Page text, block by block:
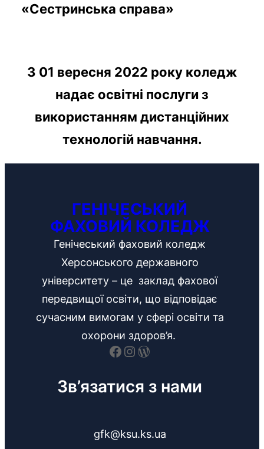
«Сестринська справа»
З 01 вересня 2022 року коледж
надає освітні послуги з
використанням дистанційних
технологій навчання.
ГЕНІЧЕСЬКИЙ
ФАХОВИЙ КОЛЕДЖ
Генічеський фаховий коледж
Херсонського державного
університету – це заклад фахової
передвищої освіти, що відповідає
сучасним вимогам у сфері освіти та
охорони здоров’я.
Facebook InstagramWordPress
Зв’язатися з нами
gfk@ksu.ks.ua